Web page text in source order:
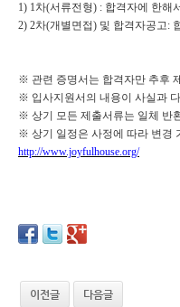
1) 1차(서류전형) : 합격자에 한해
2) 2차(개별면접) 및 합격자공고:
※ 관련 증명서는 합격자만 추후
※ 입사지원서의 내용이 사실과
※ 상기 모든 제출서류는 일체 반
※ 상기 일정은 사정에 따라 변경
http://www.joyfulhouse.org/
이전글 다음글